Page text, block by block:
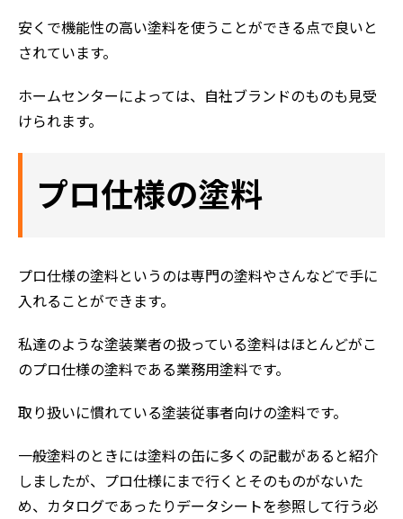
安くで機能性の高い塗料を使うことができる点で良いと
されています。
ホームセンターによっては、自社ブランドのものも見受
けられます。
プロ仕様の塗料
プロ仕様の塗料というのは専門の塗料やさんなどで手に
入れることができます。
私達のような塗装業者の扱っている塗料はほとんどがこ
のプロ仕様の塗料である業務用塗料です。
取り扱いに慣れている塗装従事者向けの塗料です。
一般塗料のときには塗料の缶に多くの記載があると紹介
しましたが、プロ仕様にまで行くとそのものがないた
め、カタログであったりデータシートを参照して行う必